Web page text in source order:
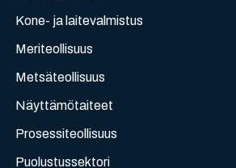
Kone- ja laitevalmistus
Meriteollisuus
Metsäteollisuus
Näyttämötaiteet
Prosessiteollisuus
Puolustussektori